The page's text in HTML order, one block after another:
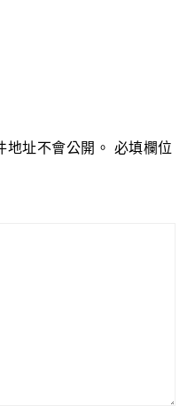
址不會公開。 必填欄位